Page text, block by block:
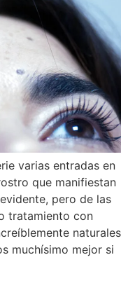
varias entradas en
que manifiestan
pero de las
tratamiento con
naturales
muchísimo mejor si